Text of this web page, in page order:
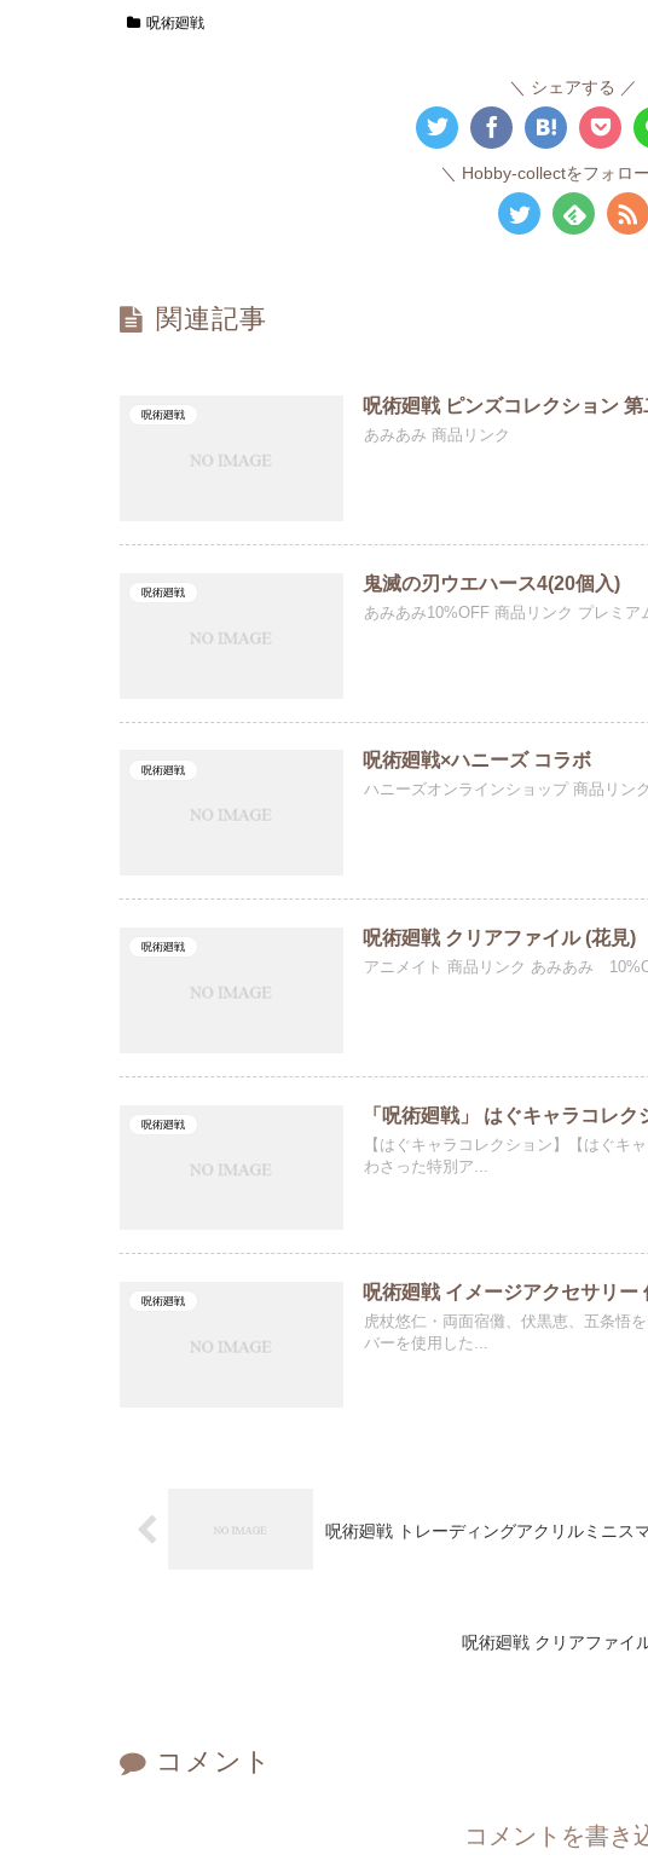
呪術廻戦
シェアする
Hobby-collectをフォロ
関連記事
呪術廻戦 呪術廻戦 ピンズコレクション 第
あみあみ 商品リンク
呪術廻戦 鬼滅の刃ウエハース4(20個入)
あみあみ10%OFF 商品リンク プレミア
呪術廻戦 呪術廻戦×ハニーズ コラボ
ハニーズオンラインショップ 商品リンク
呪術廻戦 呪術廻戦 クリアファイル (花見)
アニメイト 商品リンク あみあみ
呪術廻戦 「呪術廻戦」 はぐキャラコレ
【はぐキャラコレクション】【はぐキ
わさった特別ア...
呪術廻戦 呪術廻戦 イメージアクセサリー
虎杖悠仁・両面宿儺、伏黒恵、五条悟
バーを使用した...
呪術廻戦 トレーディングアクリルミニス
呪術廻戦 クリアファイ
コメント
コメントを書き